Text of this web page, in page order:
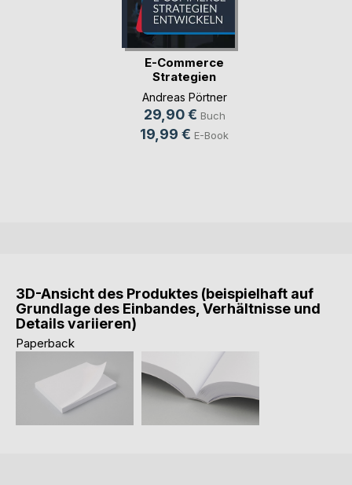
E-Commerce
Strategien
entwickeln
Andreas Pörtner
29,90 € Buch
19,99 € E-Book
3D-Ansicht des Produktes (beispielhaft auf
Grundlage des Einbandes, Verhältnisse und
Details variieren)
Paperback